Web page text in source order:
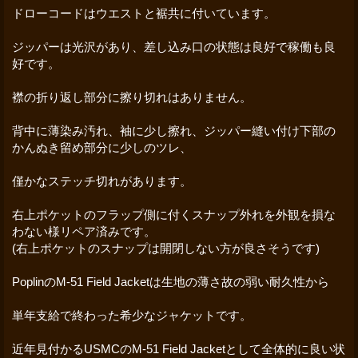
ドローコードはウエストと裾共に付いています。
ジッパーは光沢があり、差し込み口の状態は良好で稼働も良
好です。
襟の折り返し部分に擦り切れはありません。
背中に薄染み汚れ、袖に少し擦れ、ジッパー縫い付け下部の
かんぬき留め部分に少しのツレ、
僅かなステッチ切れがあります。
右上ポケットのフラップ側に付くスナップ外れを外観を損な
わない様リペア済みです。
(右上ポケットのスナップは開閉しない方が良さそうです)
PoplinのM-51 Field Jacketは生地の薄さ故の弱い耐久性から
単年支給で終わった希少なジャケットです。
近年見付かるUSMCのM-51 Field Jacketとして全体的に良い状